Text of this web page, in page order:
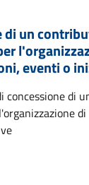
di un
eventi o
concessione di